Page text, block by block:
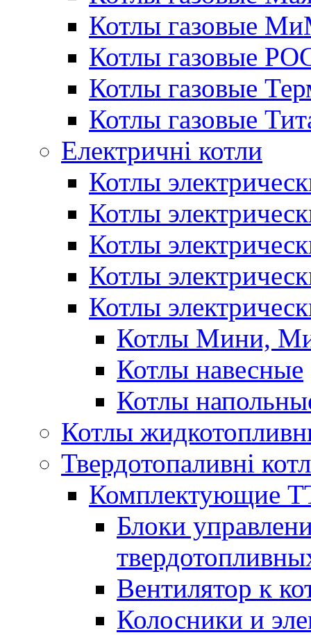
Котлы газовые
Котлы газовые
Котлы газовые
Котлы газовые
Електричні котли
Котлы
Котлы
Котлы
Котлы
Котлы
Котлы Мини,
Котлы навесные
Котлы
Котлы
Твердотопаливні
Комплектующие
Блоки
Вентилятор к
Колосники и